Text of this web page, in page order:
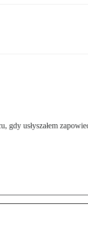
gdy usłyszałem